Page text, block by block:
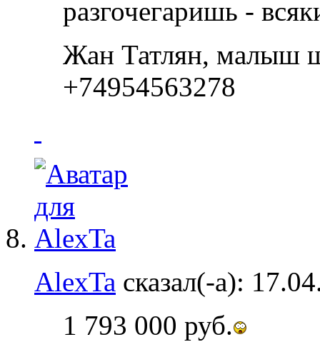
разгочегаришь -
Жан Татлян, малыш
+74954563278
AlexTa сказал(-а):
1 793 000 руб.